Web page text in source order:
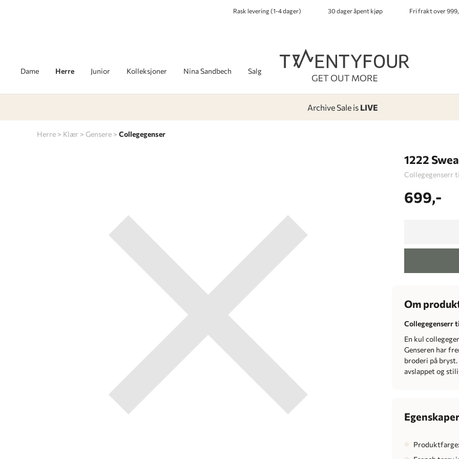
Rask levering (1-4 dager) 30 dager åpent kjøp Fri frakt over
Dame Herre Junior Kolleksjoner Nina Sandbech Salg
Herre Klær Gensere Collegegenser
1222
Collegegenserr
699,-
Om
Collegegenserr
En kul
Genseren har
broderi på
avslappet og
Archive Sale is LIVE
-
-
-
-